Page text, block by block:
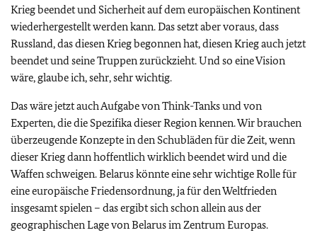
Krieg beendet und Sicherheit auf dem europäischen Kontinent
wiederhergestellt werden kann. Das setzt aber voraus, dass
Russland, das diesen Krieg begonnen hat, diesen Krieg auch jetzt
beendet und seine Truppen zurückzieht. Und so eine Vision
wäre, glaube ich, sehr, sehr wichtig.
Das wäre jetzt auch Aufgabe von Think-Tanks und von
Experten, die die Spezifika dieser Region kennen. Wir brauchen
überzeugende Konzepte in den Schubläden für die Zeit, wenn
dieser Krieg dann hoffentlich wirklich beendet wird und die
Waffen schweigen. Belarus könnte eine sehr wichtige Rolle für
eine europäische Friedensordnung, ja für den Weltfrieden
insgesamt spielen – das ergibt sich schon allein aus der
geographischen Lage von Belarus im Zentrum Europas.